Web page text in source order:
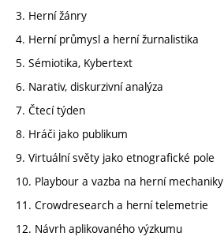
3. Herní žánry
4. Herní průmysl a herní žurnalistika
5. Sémiotika, Kybertext
6. Narativ, diskurzivní analýza
7. Čtecí týden
8. Hráči jako publikum
9. Virtuální světy jako etnografické pole
10. Playbour a vazba na herní mechaniky
11. Crowdresearch a herní telemetrie
12. Návrh aplikovaného výzkumu